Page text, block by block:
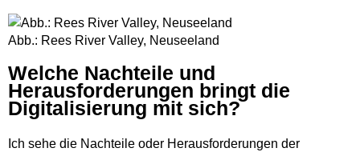
Abb.: Rees River Valley, Neuseeland
Welche Nachteile und
Herausforderungen bringt die
Digitalisierung mit sich?
Ich sehe die Nachteile oder Herausforderungen der